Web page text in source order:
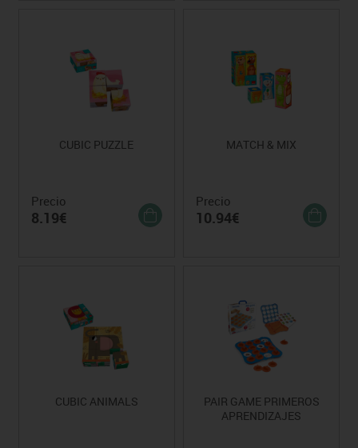
CUBIC PUZZLE
Precio
8.19€
MATCH & MIX
Precio
10.94€
CUBIC ANIMALS
PAIR GAME PRIMEROS
APRENDIZAJES